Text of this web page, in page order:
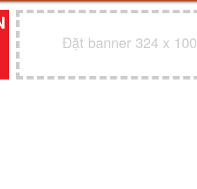
Đặt banner 324 x 100